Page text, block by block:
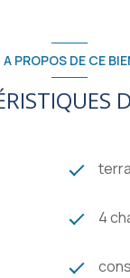
A PROPOS DE CE
4